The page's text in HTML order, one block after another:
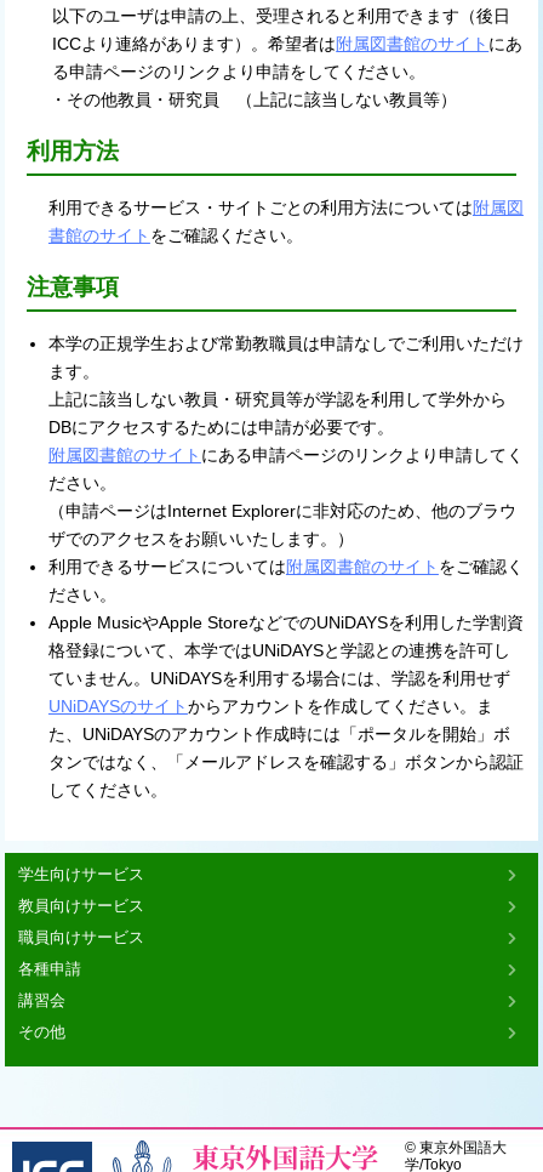
以下のユーザは申請の上、受理されると利用できます（後日
ICCより連絡があります）。希望者は 附属図書館のサイト にあ
る申請ページのリンクより申請をしてください。
・その他教員・研究員 （上記に該当しない教員等）
利用方法
利用できるサービス・サイトごとの利用方法については 附属図
書館のサイト をご確認ください。
注意事項
本学の正規学生および常勤教職員は申請なしでご利用いただけ
ます。
上記に該当しない教員・研究員等が学認を利用して学外から
DBにアクセスするためには申請が必要です。
附属図書館のサイト にある申請ページのリンクより申請してく
ださい。
（申請ページはInternet Explorerに非対応のため、他のブラウ
ザでのアクセスをお願いいたします。）
利用できるサービスについては 附属図書館のサイト をご確認く
ださい。
Apple MusicやApple StoreなどでのUNiDAYSを利用した学割資
格登録について、本学ではUNiDAYSと学認との連携を許可し
ていません。UNiDAYSを利用する場合には、学認を利用せず
UNiDAYSのサイト からアカウントを作成してください。ま
た、UNiDAYSのアカウント作成時には「ポータルを開始」ボ
タンではなく、「メールアドレスを確認する」ボタンから認証
してください。
学生向けサービス
教員向けサービス
職員向けサービス
各種申請
講習会
その他
©東京外国語大
学/Tokyo